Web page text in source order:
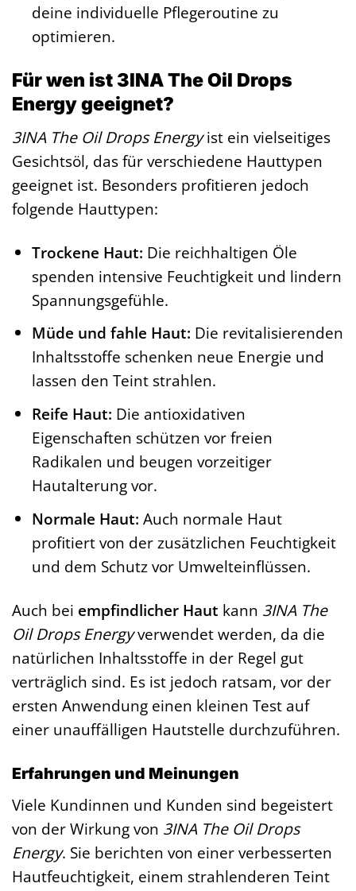
deine individuelle Pflegeroutine zu
optimieren.
Für wen ist 3INA The Oil Drops
Energy geeignet?
3INA The Oil Drops Energyist ein vielseitiges
Gesichtsöl, das für verschiedene Hauttypen
geeignet ist. Besonders profitieren jedoch
folgende Hauttypen:
Trockene Haut: Die reichhaltigen Öle
spenden intensive Feuchtigkeit und lindern
Spannungsgefühle.
Müde und fahle Haut: Die revitalisierenden
Inhaltsstoffe schenken neue Energie und
lassen den Teint strahlen.
Reife Haut: Die antioxidativen
Eigenschaften schützen vor freien
Radikalen und beugen vorzeitiger
Hautalterung vor.
Normale Haut: Auch normale Haut
profitiert von der zusätzlichen Feuchtigkeit
und dem Schutz vor Umwelteinflüssen.
Auch bei empfindlicher Haut kann 3INA The
Oil Drops Energyverwendet werden, da die
natürlichen Inhaltsstoffe in der Regel gut
verträglich sind. Es ist jedoch ratsam, vor der
ersten Anwendung einen kleinen Test auf
einer unauffälligen Hautstelle durchzuführen.
Erfahrungen und Meinungen
Viele Kundinnen und Kunden sind begeistert
von der Wirkung von 3INA The Oil Drops
Energy. Sie berichten von einer verbesserten
Hautfeuchtigkeit, einem strahlenderen Teint